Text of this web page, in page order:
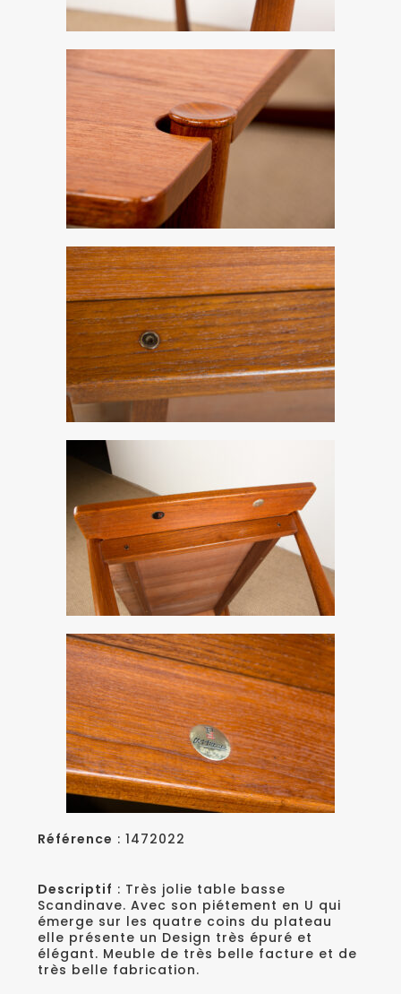
Référence : 1472022
Descriptif : Très jolie table basse
Scandinave. Avec son piétement en U qui
émerge sur les quatre coins du plateau
elle présente un Design très épuré et
élégant. Meuble de très belle facture et de
très belle fabrication.